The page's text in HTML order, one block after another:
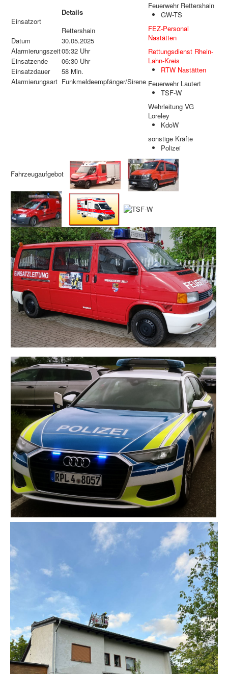
Einsatzort
Details
Rettershain
Datum
30.05.2025
Alarmierungszeit05:32 Uhr
Einsatzende
06:30 Uhr
Einsatzdauer
58 Min.
Alarmierungsart Funkmeldeempfänger/Sirene
Feuerwehr Rettershain
GW-TS
FEZ-Personal
Nastätten
Rettungsdienst Rhein-
Lahn-Kreis
RTW Nastätten
Feuerwehr Lautert
TSF-W
Wehrleitung VG
Loreley
KdoW
sonstige Kräfte
Polizei
Fahrzeugaufgebot